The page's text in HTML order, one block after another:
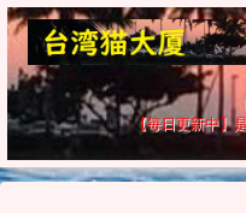
【毎日更新中】